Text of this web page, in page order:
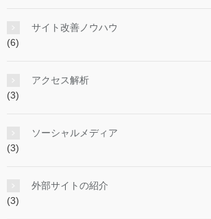
サイト改善ノウハウ
(6)
アクセス解析
(3)
ソーシャルメディア
(3)
外部サイトの紹介
(3)